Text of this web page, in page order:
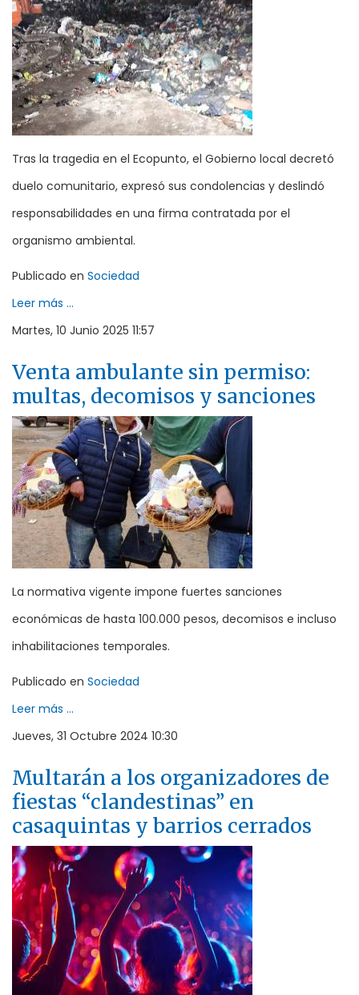
Tras la tragedia en el Ecopunto, el Gobierno local decretó
duelo comunitario, expresó sus condolencias y deslindó
responsabilidades en una firma contratada por el
organismo ambiental.
Publicado en Sociedad
Leer más ...
Martes, 10 Junio 2025 11:57
Venta ambulante sin permiso:
multas, decomisos y sanciones
La normativa vigente impone fuertes sanciones
económicas de hasta 100.000 pesos, decomisos e incluso
inhabilitaciones temporales.
Publicado en Sociedad
Leer más ...
Jueves, 31 Octubre 2024 10:30
Multarán a los organizadores de
fiestas “clandestinas” en
casaquintas y barrios cerrados